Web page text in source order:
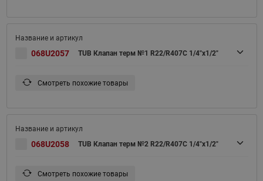
068U2057 TUB Клапан терм №1 R22/R407C 1/4"x1/2"
Смотреть похожие товары
068U2058 TUB Клапан терм №2 R22/R407C 1/4"x1/2"
Смотреть похожие товары